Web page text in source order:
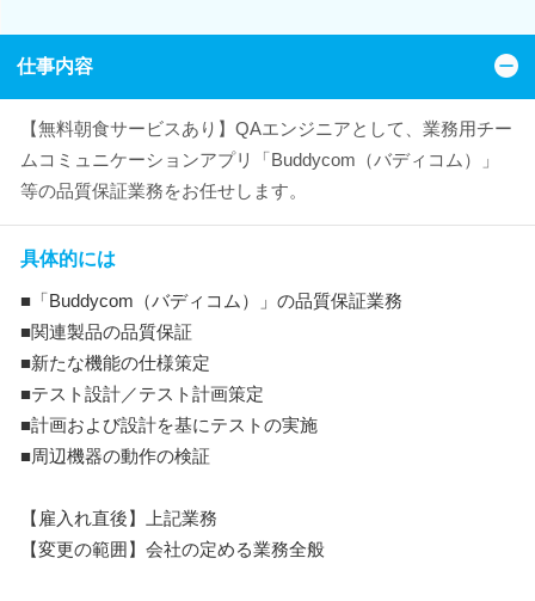
仕事内容
【無料朝食サービスあり】QAエンジニアとして、業務用チー
ムコミュニケーションアプリ「Buddycom（バディコム）」
等の品質保証業務をお任せします。
具体的には
■「Buddycom（バディコム）」の品質保証業務
■関連製品の品質保証
■新たな機能の仕様策定
■テスト設計／テスト計画策定
■計画および設計を基にテストの実施
■周辺機器の動作の検証
【雇入れ直後】上記業務
【変更の範囲】会社の定める業務全般